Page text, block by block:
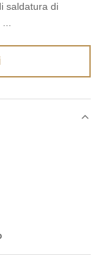
saldatura di